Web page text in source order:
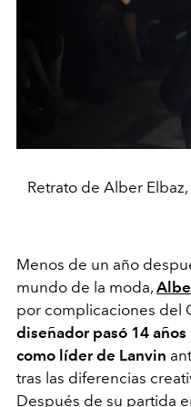
Retrato de Alber
Menos de un año
mundo de la moda,
por complicaciones del
diseñador pasó 14
como líder de Lanvin
tras las diferencias
Después de su partida